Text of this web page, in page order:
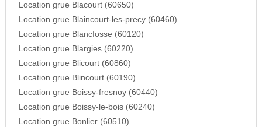
Location grue Blacourt (60650)
Location grue Blaincourt-les-precy (60460)
Location grue Blancfosse (60120)
Location grue Blargies (60220)
Location grue Blicourt (60860)
Location grue Blincourt (60190)
Location grue Boissy-fresnoy (60440)
Location grue Boissy-le-bois (60240)
Location grue Bonlier (60510)